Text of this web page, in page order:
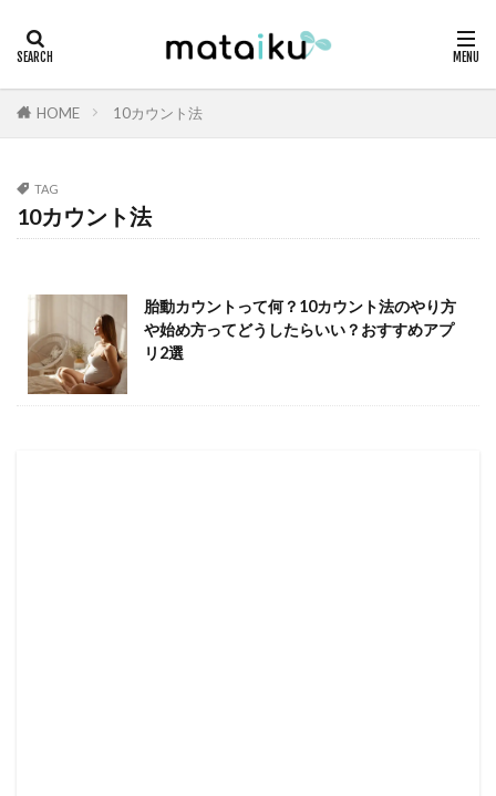
HOME 10カウント法
TAG
10カウント法
胎動カウントって何？10カウント法のやり方
や始め方ってどうしたらいい？おすすめアプ
リ2選